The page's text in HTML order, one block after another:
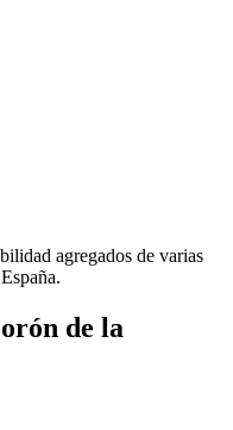
agregados de varias
de la